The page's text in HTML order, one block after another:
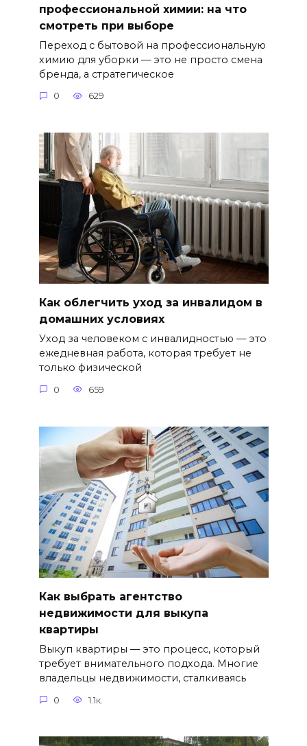
профессиональной химии: на что
смотреть при выборе
Переход с бытовой на профессиональную
химию для уборки — это не просто смена
бренда, а стратегическое
0 629
Как облегчить уход за инвалидом в
домашних условиях
Уход за человеком с инвалидностью — это
ежедневная работа, которая требует не
только физической
0 659
Как выбрать агентство
недвижимости для выкупа
квартиры
Выкуп квартиры — это процесс, который
требует внимательного подхода. Многие
владельцы недвижимости, сталкиваясь
0 1.1к.